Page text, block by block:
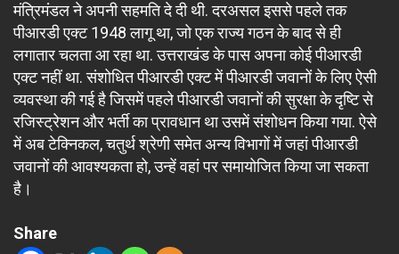
मंत्रिमंडल ने अपनी सहमति दे दी थी. दरअसल इससे पहले तक
पीआरडी एक्ट 1948 लागू था, जो एक राज्य गठन के बाद से ही
लगातार चलता आ रहा था. उत्तराखंड के पास अपना कोई पीआरडी
एक्ट नहीं था. संशोधित पीआरडी एक्ट में पीआरडी जवानों के लिए ऐसी
व्यवस्था की गई है जिसमें पहले पीआरडी जवानों की सुरक्षा के दृष्टि से
रजिस्ट्रेशन और भर्ती का प्रावधान था उसमें संशोधन किया गया. ऐसे
में अब टेक्निकल, चतुर्थ श्रेणी समेत अन्य विभागों में जहां पीआरडी
जवानों की आवश्यकता हो, उन्हें वहां पर समायोजित किया जा सकता
है।
Share